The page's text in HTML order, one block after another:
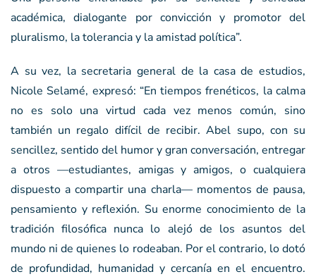
académica, dialogante por convicción y promotor del
pluralismo, la tolerancia y la amistad política”.
A su vez, la secretaria general de la casa de estudios,
Nicole Selamé, expresó: “En tiempos frenéticos, la calma
no es solo una virtud cada vez menos común, sino
también un regalo difícil de recibir. Abel supo, con su
sencillez, sentido del humor y gran conversación, entregar
a otros —estudiantes, amigas y amigos, o cualquiera
dispuesto a compartir una charla— momentos de pausa,
pensamiento y reflexión. Su enorme conocimiento de la
tradición filosófica nunca lo alejó de los asuntos del
mundo ni de quienes lo rodeaban. Por el contrario, lo dotó
de profundidad, humanidad y cercanía en el encuentro.